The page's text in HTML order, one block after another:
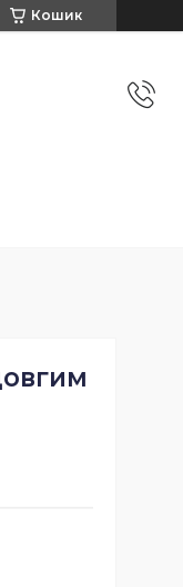
Кошик